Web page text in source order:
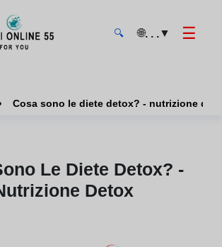
🔍 🌐. . .▼ ☰
Cosa sono le diete detox? - nutrizione
Le Diete Detox? -
Detox